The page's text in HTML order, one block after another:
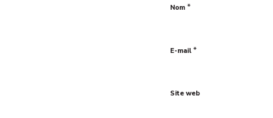
Nom *
E-mail *
Site web